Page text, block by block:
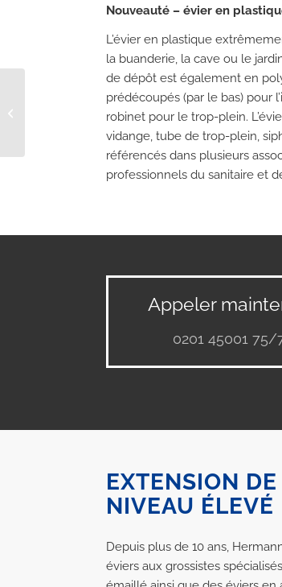
Nouveauté – évier en
L’évier en plastique
la buanderie, la cave ou le
de dépôt est également en
prédécoupés (par le bas) pour
robinet pour le trop-plein.
vidange, tube de trop-plein,
référencés dans plusieurs
professionnels du sanitaire et
Appeler
0201 45001 75/
EXTENSION
NIVEAU ÉLEVÉ
Depuis plus de 10 ans,
éviers aux grossistes